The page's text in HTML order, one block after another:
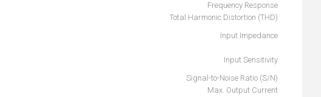
Frequency Response
Total Harmonic Distortion (THD)
Input Impedance
Input Sensitivity
Signal-to-Noise Ratio (S/N)
Max. Output Current